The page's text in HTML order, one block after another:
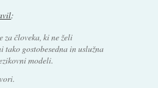
:
za človeka, ki ne želi
tako gostobesedna in uslužna
modeli.